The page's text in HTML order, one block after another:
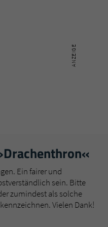
Ein fairer und
sein. Bitte
zumindest als solche
Vielen Dank!